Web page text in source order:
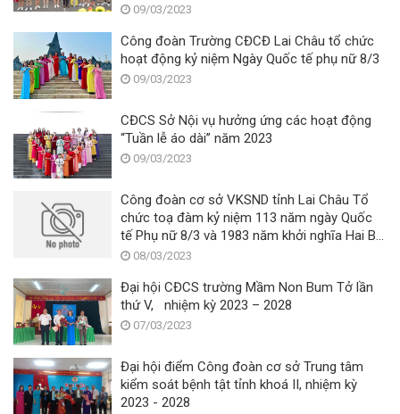
09/03/2023
Công đoàn Trường CĐCĐ Lai Châu tổ chức
hoạt động kỷ niệm Ngày Quốc tế phụ nữ 8/3
09/03/2023
CĐCS Sở Nội vụ hưởng ứng các hoạt động
“Tuần lễ áo dài” năm 2023
09/03/2023
Công đoàn cơ sở VKSND tỉnh Lai Châu Tổ
chức toạ đàm kỷ niệm 113 năm ngày Quốc
tế Phụ nữ 8/3 và 1983 năm khởi nghĩa Hai Bà
Trưng
08/03/2023
Đại hội CĐCS trường Mầm Non Bum Tở lần
thứ V, nhiệm kỳ 2023 – 2028
07/03/2023
Đại hội điểm Công đoàn cơ sở Trung tâm
kiểm soát bệnh tật tỉnh khoá II, nhiệm kỳ
2023 - 2028